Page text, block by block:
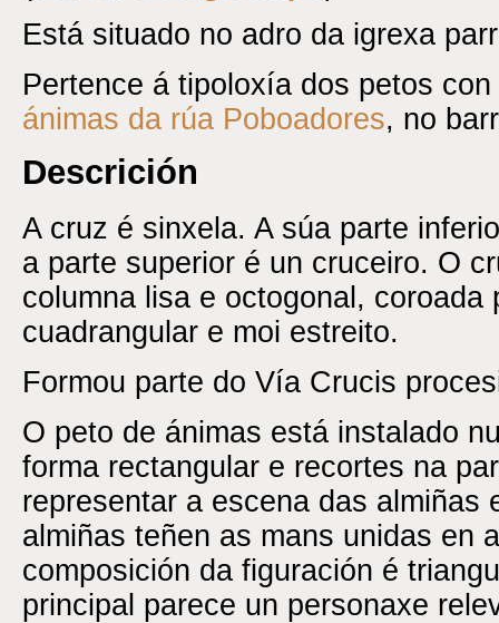
Está situado no adro da igrexa
Pertence á tipoloxía dos petos
ánimas da rúa Poboadores, no
Descrición
A cruz é sinxela. A súa parte
a parte superior é un cruceiro. O
columna lisa e octogonal, coroada
cuadrangular e moi estreito.
Formou parte do Vía Crucis
O peto de ánimas está instalado
forma rectangular e recortes na
representar a escena das almiñas
almiñas teñen as mans unidas en
composición da figuración é
principal parece un personaxe